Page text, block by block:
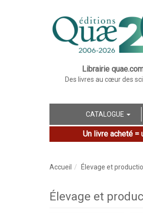
Librairie
Des livres au cœur des
CATALOGUE
Un livre acheté =
Accueil Élevage et
Élevage et